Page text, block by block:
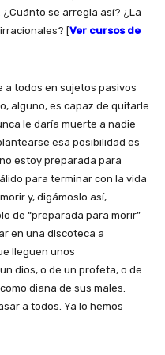
se arregla así? ¿La
[Ver cursos de
a todos en sujetos pasivos
alguno, es capaz de quitarle
le daría muerte a nadie
esa posibilidad es
estoy preparada para
para terminar con la vida
y, digámoslo así,
de “preparada para morir”
en una discoteca a
lleguen unos
dios, o de un profeta, o de
diana de sus males.
a todos. Ya lo hemos